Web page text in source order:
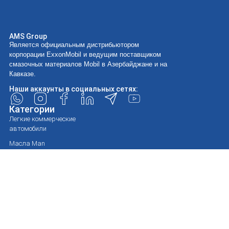
AMS Group
Является официальным дистрибьютором
корпорации ExxonMobil и ведущим поставщиком
смазочных материалов Mobil в Азербайджане и на
Кавказе.
Наши аккаунты в социальных сетях:
Категории
Легкие коммерческие
автомобили
Масла Man